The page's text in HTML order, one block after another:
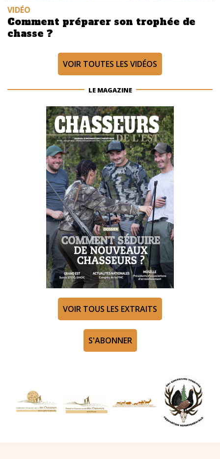
VIDÉO
Comment préparer son trophée de
chasse ?
VOIR TOUTES LES VIDÉOS
LE MAGAZINE
VOIR TOUS LES EXTRAITS
S'ABONNER